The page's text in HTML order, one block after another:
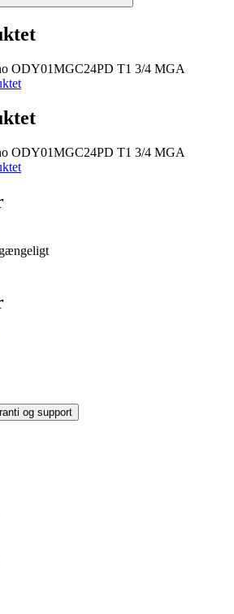
OD­Y01MGC­24PD T1 3/4 MGA
OD­Y01MGC­24PD T1 3/4 MGA
og support